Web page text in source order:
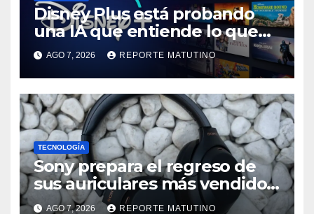
Disney Plus está probando
una IA que entiende lo que
quieres ver
AGO 7, 2026 REPORTE MATUTINO
TECNOLOGÍA
Sony prepara el regreso de
sus auriculares más vendidos,
ahora más baratos
AGO 7, 2026 REPORTE MATUTINO